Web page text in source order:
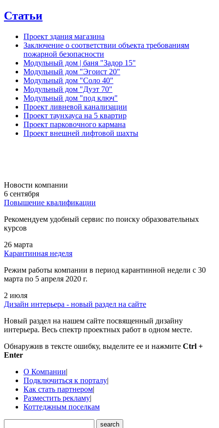
Статьи
Проект здания магазина
Заключение о соответствии объекта требованиям
пожарной безопасности
Модульный дом | баня "Задор 15"
Модульный дом "Эгоист 20"
Модульный дом "Соло 40"
Модульный дом "Дуэт 70"
Модульный дом "под ключ"
Проект ливневой канализации
Проект таунхауса на 5 квартир
Проект парковочного кармана
Проект внешней лифтовой шахты
Новости компании
6 сентября
Повышение квалификации
Рекомендуем удобный сервис по поиску образовательных
курсов
26 марта
Карантинная неделя
Режим работы компании в период карантинной недели c 30
марта по 5 апреля 2020 г.
2 июля
Дизайн интерьера - новый раздел на сайте
Новый раздел на нашем сайте посвященный дизайну
интерьера. Весь спектр проектных работ в одном месте.
Обнаружив в тексте ошибку, выделите ее и нажмите Ctrl +
Enter
О Компании|
Подключиться к порталу|
Как стать партнером|
Разместить рекламу|
Коттеджным поселкам